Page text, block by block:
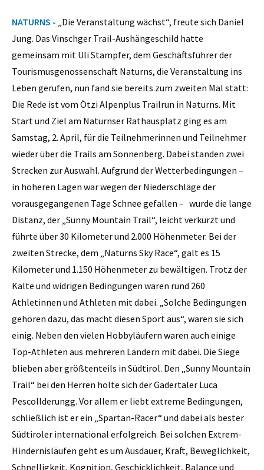
NATURNS - „Die Veranstaltung wächst“, freute sich Daniel
Jung. Das Vinschger Trail-Aushängeschild hatte
gemeinsam mit Uli Stampfer, dem Geschäftsführer der
Tourismusgenossenschaft Naturns, die Veranstaltung ins
Leben gerufen, nun fand sie bereits zum zweiten Mal statt:
Die Rede ist vom Ötzi Alpenplus Trailrun in Naturns. Mit
Start und Ziel am Naturnser Rathausplatz ging es am
Samstag, 2. April, für die Teilnehmerinnen und Teilnehmer
wieder über die Trails am Sonnenberg. Dabei standen zwei
Strecken zur Auswahl. Aufgrund der Wetterbedingungen –
in höheren Lagen war wegen der Niederschläge der
vorausgegangenen Tage Schnee gefallen – wurde die lange
Distanz, der „Sunny Mountain Trail“, leicht verkürzt und
führte über 30 Kilometer und 2.000 Höhenmeter. Bei der
zweiten Strecke, dem „Naturns Sky Race“, galt es 15
Kilometer und 1.150 Höhenmeter zu bewältigen. Trotz der
Kälte und widrigen Bedingungen waren rund 260
Athletinnen und Athleten mit dabei. „Solche Bedingungen
gehören dazu, das macht diesen Sport aus“, waren sie sich
einig. Neben den vielen Hobbyläufern waren auch einige
Top-Athleten aus mehreren Ländern mit dabei. Die Siege
blieben aber größtenteils in Südtirol. Den „Sunny Mountain
Trail“ bei den Herren holte sich der Gadertaler Luca
Pescollderungg. Vor allem er liebt extreme Bedingungen,
schließlich ist er ein „Spartan-Racer“ und dabei als bester
Südtiroler international erfolgreich. Bei solchen Extrem-
Hindernisläufen geht es um Ausdauer, Kraft, Beweglichkeit,
Schnelligkeit, Kognition, Geschicklichkeit, Balance und